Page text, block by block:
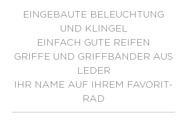
EINGEBAUTE BELEUCHTUNG
UND KLINGEL
EINFACH GUTE REIFEN
GRIFFE UND GRIFFBÄNDER AUS
LEDER
IHR NAME AUF IHREM FAVORIT-
RAD